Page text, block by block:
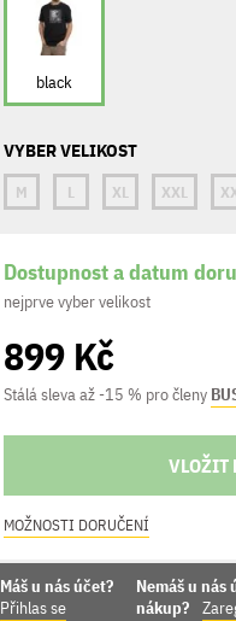
black
VYBER VELIKOST
M
L XL XXL
Dostupnost a datum
nejprve vyber velikost
899 Kč
Stálá sleva až -15 % pro členy
VLOŽIT
MOŽNOSTI DORUČENÍ
Máš u nás účet?
Přihlas se
Nemáš u
nákup?